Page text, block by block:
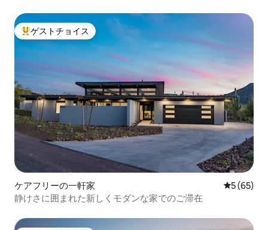
大好評のゲストチョイスです。
ゲストチョイス
ケアフリーの一軒家 レビュー
5 (65)
静けさに囲まれた新しくモダンな家でのご滞在